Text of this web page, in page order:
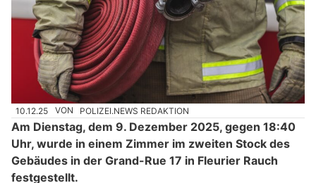
10.12.25 VON POLIZEI.NEWS REDAKTION
Am Dienstag, dem 9. Dezember 2025, gegen 18:40
Uhr, wurde in einem Zimmer im zweiten Stock des
Gebäudes in der Grand-Rue 17 in Fleurier Rauch
festgestellt.